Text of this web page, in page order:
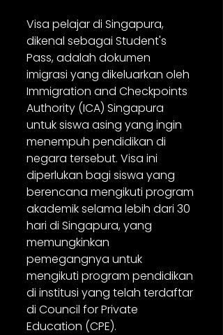
Visa pelajar di Singapura,
dikenal sebagai Student's
Pass, adalah dokumen
imigrasi yang dikeluarkan oleh
Immigration and Checkpoints
Authority (ICA) Singapura
untuk siswa asing yang ingin
menempuh pendidikan di
negara tersebut. Visa ini
diperlukan bagi siswa yang
berencana mengikuti program
akademik selama lebih dari 30
hari di Singapura, yang
memungkinkan
pemegangnya untuk
mengikuti program pendidikan
di institusi yang telah terdaftar
di Council for Private
Education (CPE).